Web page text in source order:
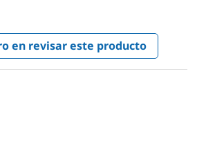
en revisar este producto